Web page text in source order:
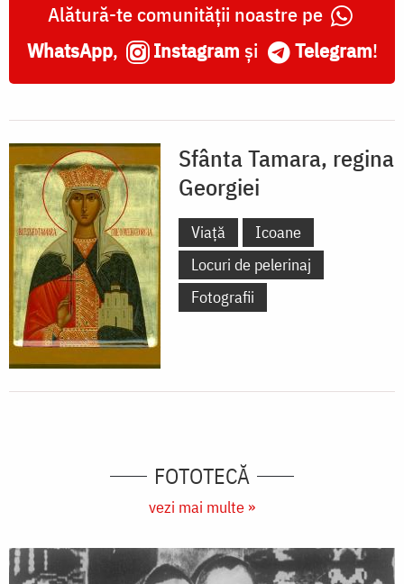
Alătură-te comunității noastre pe
WhatsApp, Instagram și Telegram!
Sfânta Tamara, regina
Georgiei
Viață
Icoane
Locuri de pelerinaj
Fotografii
FOTOTECĂ
vezi mai multe »